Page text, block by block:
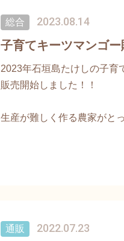
総合 2023.08.14
子育てキーツマンゴー
2023年石垣島たけしの子育
販売開始しました！！
生産が難しく作る農家がと
通販 2022.07.23